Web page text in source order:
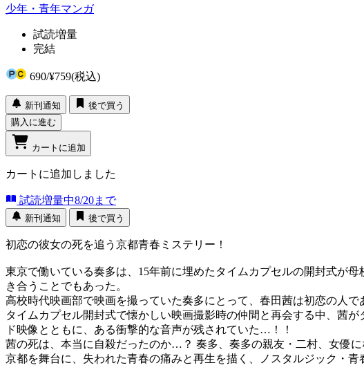
少年・青年マンガ
試読増量
完結
690/¥759(税込)
新刊通知
後で買う
購入に進む
カートに追加
カートに追加しました
試読増量中8/20まで
新刊通知 後で買う
初恋の彼女の死を追う京都青春ミステリー！
東京で働いている奏多は、15年前に埋めたタイムカプセルの開封式が
き合うことでもあった。
高校時代映画部で映画を撮っていた奏多にとって、春田茜は初恋の人
タイムカプセル開封式で懐かしい映画撮影時の仲間と再会する中、茜
ド映像とともに、ある衝撃的な音声が残されていた…！！
茜の死は、本当に自殺だったのか…？ 奏多、奏多の親友・二村、女優
京都を舞台に、失われた青春の痛みと再生を描く、ノスタルジック・青